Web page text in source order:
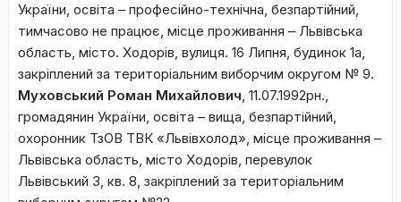
України, освіта – професійно-технічна, безпартійний,
тимчасово не працює, місце проживання – Львівська
область, місто. Ходорів, вулиця. 16 Липня, будинок 1а,
закріплений за територіальним виборчим округом № 9.
Муховський Роман Михайлович, 11.07.1992рн.,
громадянин України, освіта – вища, безпартійний,
охоронник ТзОВ ТВК «Львівхолод», місце проживання –
Львівська область, місто Ходорів, перевулок
Львівський З, кв. 8, закріплений за територіальним